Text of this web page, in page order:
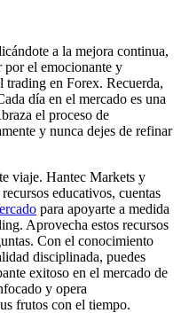
a la mejora continua,
por el emocionante y
trading en Forex. Recuerda,
día en el mercado es una
el proceso de
y nunca dejes de refinar
viaje. Hantec Markets y
educativos, cuentas
para apoyarte a medida
Aprovecha estos recursos
Con el conocimiento
disciplinada, puedes
exitoso en el mercado de
y opera
frutos con el tiempo.